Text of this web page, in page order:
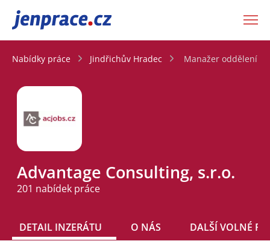
JenPráce.cz
Nabídky práce Jindřichův Hradec Manažer oddělení
Advantage Consulting, s.r.o.
201 nabídek práce
DETAIL INZERÁTU O NÁS DALŠÍ VOLNÉ